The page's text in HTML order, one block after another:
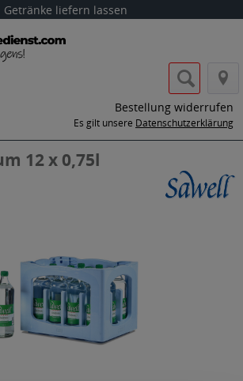
Getränke liefern lassen
Bestellung widerrufen
Es gilt unsere Datenschutzerklärung
12 x 0,75l